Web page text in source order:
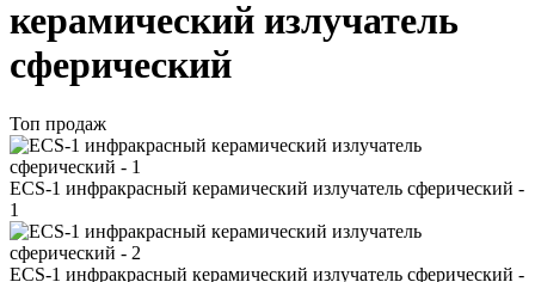
керамический излучатель
сферический
Топ продаж
ECS-1 инфракрасный керамический излучатель сферический -
1
ECS-1 инфракрасный керамический излучатель сферический -